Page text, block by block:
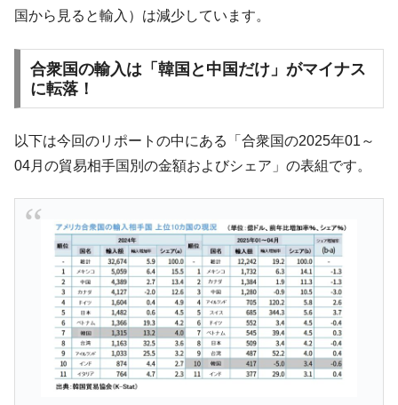
国から見ると輸入）は減少しています。
合衆国の輸入は「韓国と中国だけ」がマイナス
に転落！
以下は今回のリポートの中にある「合衆国の2025年01～
04月の貿易相手国別の金額およびシェア」の表組です。